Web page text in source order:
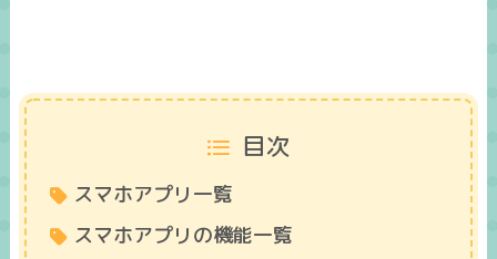
目次
スマホアプリ一覧
スマホアプリの機能一覧